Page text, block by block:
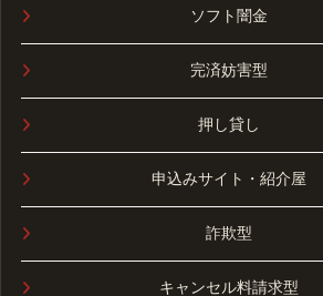
ソフト闇金
完済妨害型
押し貸し
申込みサイト・紹介屋
詐欺型
キャンセル料請求型